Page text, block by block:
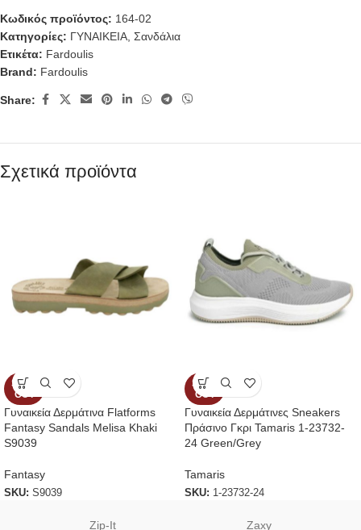
Κωδικός προϊόντος: 164-02
Κατηγορίες: ΓΥΝΑΙΚΕΙΑ Σανδάλια
Ετικέτα: Fardoulis
Brand: Fardoulis
Share:
Σχετικά προϊόντα
SOLD
OUT
Γυναικεία Δερμάτινα Flatforms
Fantasy Sandals Melisa Khaki
S9039
Fantasy
SKU: S9039
SOLD
OUT
Γυναικεία Δερμάτινες Sneakers
Πράσινο Γκρι Tamaris 1-23732-
24 Green/Grey
Tamaris
SKU: 1-23732-24
Zip-It Zaxy